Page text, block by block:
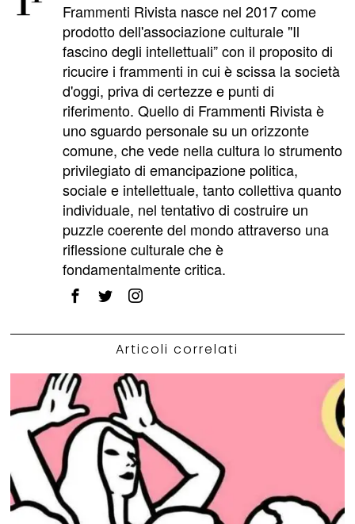
Frammenti Rivista nasce nel 2017 come
prodotto dell'associazione culturale "Il
fascino degli intellettuali” con il proposito di
ricucire i frammenti in cui è scissa la società
d'oggi, priva di certezze e punti di
riferimento. Quello di Frammenti Rivista è
uno sguardo personale su un orizzonte
comune, che vede nella cultura lo strumento
privilegiato di emancipazione politica,
sociale e intellettuale, tanto collettiva quanto
individuale, nel tentativo di costruire un
puzzle coerente del mondo attraverso una
riflessione culturale che è
fondamentalmente critica.
Articoli correlati